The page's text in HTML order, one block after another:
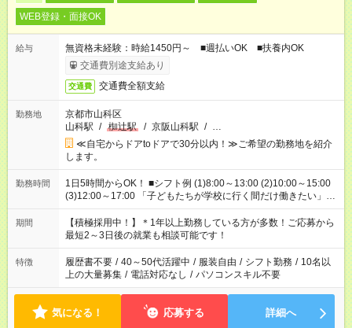
WEB登録・面接OK
給与
無資格未経験：時給1450円～ ■週払いOK ■扶養内OK
交通費別途支給あり
交通費 交通費全額支給
勤務地
京都市山科区
山科駅 / 椥辻駅 / 京阪山科駅 / …
≪自宅からドアtoドアで30分以内！≫ご希望の勤務地を紹介
します。
勤務時間
1日5時間からOK！ ■シフト例 (1)8:00～13:00 (2)10:00～15:00
(3)12:00～17:00 「子どもたちが学校に行く間だけ働きたい」
「余裕を持って夕飯の準備がしたい」 「午前中は働いて、午後
はプライベートの時間にしたい」 など、ご希望を教えてくださ
いね。 ※Wワーク希望の方へ 今ご覧のお仕事で希望する勤務時
間と、もう1つのお仕事の勤務時間。 合計で週40時間を超える
場合は応募できません。
期間
【積極採用中！】＊1年以上勤務している方が多数！ご応募から
最短2～3日後の就業も相談可能です！
特徴 履歴書不要 / 40～50代活躍中 / 服装自由 / シフト勤務 / 10名以
上の大量募集 / 電話対応なし / パソコンスキル不要
気になる！ 応募する 詳細へ